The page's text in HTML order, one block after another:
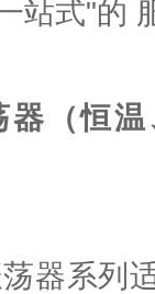
站式"的
（恒
器系列